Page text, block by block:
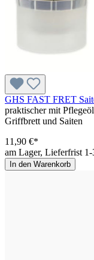
GHS FAST FRET
praktischer mit
Griffbrett und Saiten
11,90 €*
am Lager, Lieferfrist 1-
In den Warenkorb